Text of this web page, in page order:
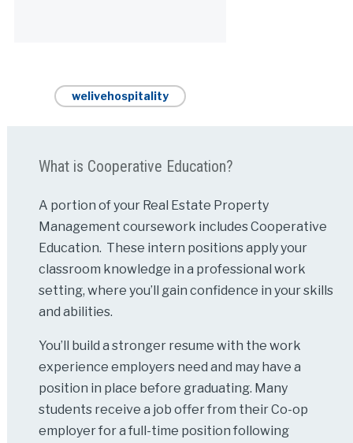
welivehospitality
What is Cooperative Education?
A portion of your Real Estate Property
Management coursework includes Cooperative
Education. These intern positions apply your
classroom knowledge in a professional work
setting, where you’ll gain confidence in your skills
and abilities.
You’ll build a stronger resume with the work
experience employers need and may have a
position in place before graduating. Many
students receive a job offer from their Co-op
employer for a full-time position following